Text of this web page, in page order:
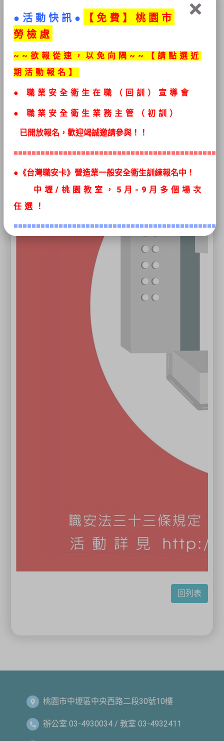
回列表
桃園市中壢區中央西路二段30號10樓
辦公室 03-4930034 / 教室 03-4932411
●活動快訊● 【免 費】桃園市
勞檢處
~~欲報從速，以免向隅~~【請點選近
期活動報名】
● 職業安全衛生在職（回訓）宣導會
● 職業安全衛生 業務主管（初訓）
已開放報名，歡迎竭誠邀請參與！！
●《台灣職安卡》營造業一般安全衛生訓練報名中！
中壢/桃園教室，5 月 -9月多個場次
任選
！
●最新推出移工初訓課程
車》、《堆高機操作》、
學術科課程皆有翻譯人員隨班上課
●本會辦理「企業專班及包班」服務，歡迎諮詢03-
關閉